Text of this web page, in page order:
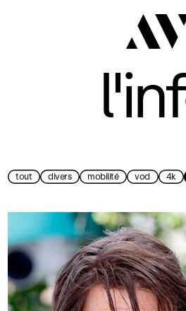
tout divers mobilité vod 4k